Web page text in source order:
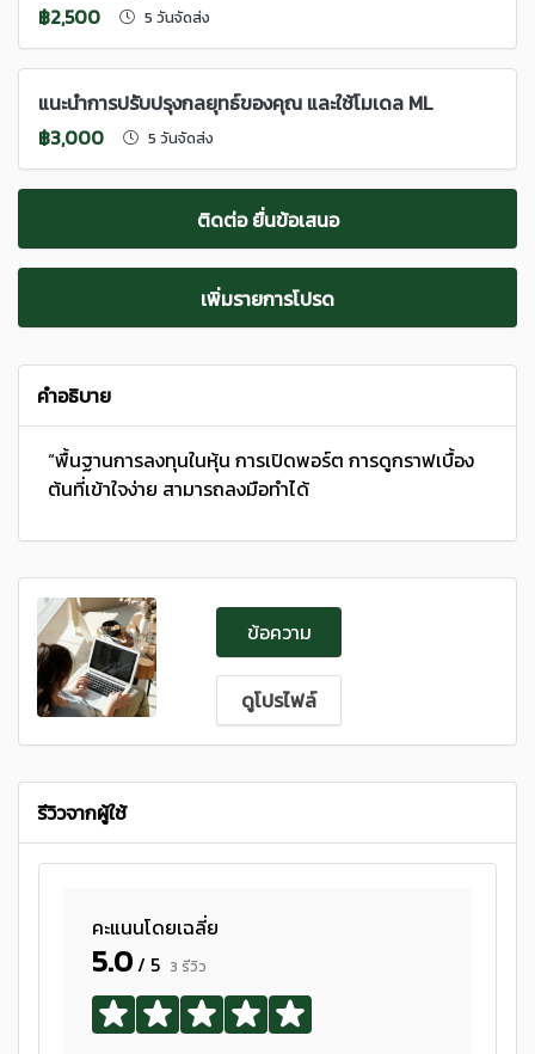
฿2,500
5 วันจัดส่ง
แนะนำการปรับปรุงกลยุทธ์ของคุณ และใช้โมเดล ML
฿3,000
5 วันจัดส่ง
ติดต่อ ยื่นข้อเสนอ
เพิ่มรายการโปรด
คำอธิบาย
“พื้นฐานการลงทุนในหุ้น การเปิดพอร์ต การดูกราฟเบื้อง
ต้นที่เข้าใจง่าย สามารถลงมือทำได้
ข้อความ
ดูโปรไฟล์
รีวิวจากผู้ใช้
คะแนนโดยเฉลี่ย
5.0/ 5 3 รีวิว